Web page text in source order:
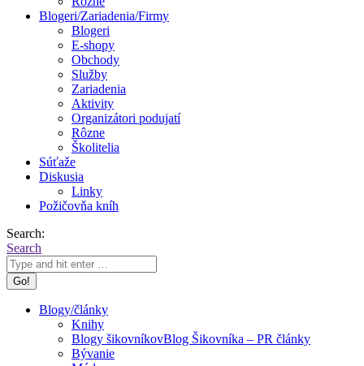
Blogeri/Zariadenia/Firmy
Blogeri
E-shopy
Obchody
Služby
Zariadenia
Aktivity
Organizátori podujatí
Rôzne
Školitelia
Súťaže
Diskusia
Linky
Požičovňa kníh
Search:
Search
Blogy/články
Knihy
Blogy šikovníkovBlog Šikovníka – PR články
Bývanie